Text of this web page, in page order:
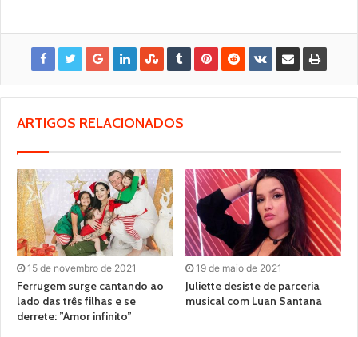
ARTIGOS RELACIONADOS
15 de novembro de 2021
Ferrugem surge cantando ao
lado das três filhas e se
derrete: ”Amor infinito”
19 de maio de 2021
Juliette desiste de parceria
musical com Luan Santana